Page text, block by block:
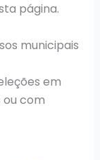
página.
municipais
em
com